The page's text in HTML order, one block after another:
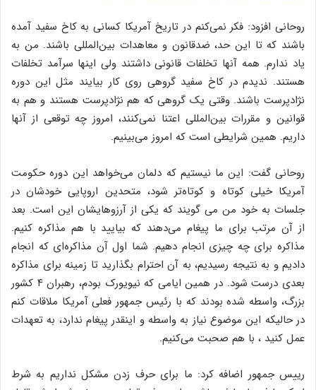
روحانی افزود: فکر نمی‌کنم در تاریخ آمریکا کسانی به کاخ سفید آمده
باشند که تا این حد، ضدقانون و معاهدات بین‌المللی باشند. من به
یاد ندارم. همه آنها تخلفات قانونی داشتند ولی اینها سرآمد تخلفات
هستند. ندیدم در کاخ سفید گروهی روی کار بیایند مثل این دوره
نژادپرست باشند. وقتی یک گروهی که هم نژادپرست هستند و هم به
قوانین و مقررات بین‌المللی اعتنا نمی‌کنند، امروز چه توقعی از آنها
داریم. همین شرایطی است که امروز می‌بینیم.
روحانی گفت: این ما نیستیم که دلمان می‌خواهد این دوره حکومت
آمریکا خیلی کوتاه و کوتاه‌تر شود، متحدین اروپایی خودشان در
جلسات به خود من می گویند که یکی از آرزوهایشان این است. بعد
از آن مرتب برای ما پیغام می‌دهند که بیایید با هم مذاکره کنیم.
مذاکره برای چه چیزی انجام دهیم. شما اول آن مذاکره‌ای که انجام
دادیم و به نتیجه رسیدیم، به آن احترام بگذارید تا زمینه برای مذاکره
بعدی درست شود. در همین ایامی که نیویورک بودم، رهبران ۴ کشور
بزرگ، واسطه شده بودند که با رئیس جمهور فعلی آمریکا ملاقات کنم
در حالیکه این موضوع نیاز به واسطه و اینقدر پیغام ندارد، به تعهدات
عمل کنید ، با هم صحبت می‌کنیم.
رییس جمهور اضافه کرد: ما برای حرف زدن مشکل نداریم به شرط